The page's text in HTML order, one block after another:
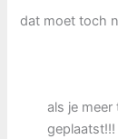
dat moet toch
als je
geplaatst!!!